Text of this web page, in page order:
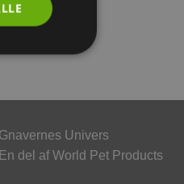
Gnavernes Univers
En del af World Pet Products